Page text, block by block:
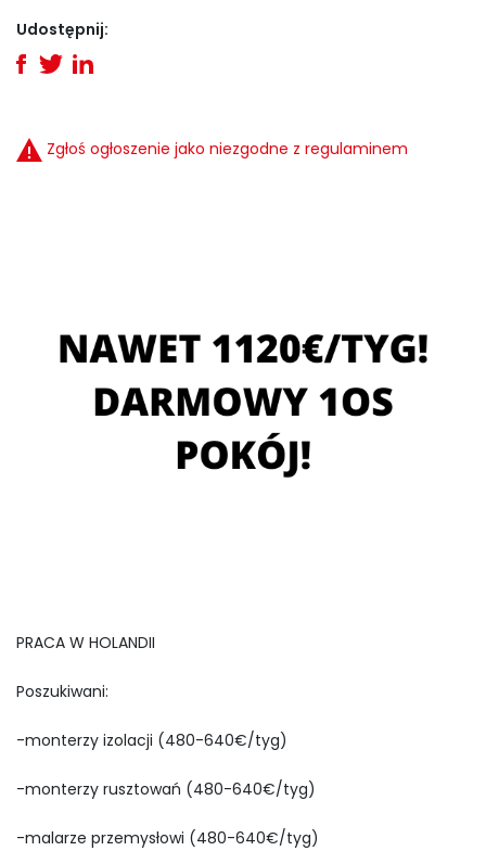
Udostępnij:
Zgłoś ogłoszenie jako niezgodne z regulaminem
PRACA W HOLANDII
Poszukiwani:
-monterzy izolacji (480-640€/tyg)
-monterzy rusztowań (480-640€/tyg)
-malarze przemysłowi (480-640€/tyg)